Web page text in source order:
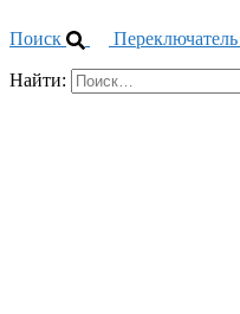
Поиск
Найти: